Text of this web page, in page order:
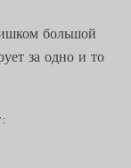
большой
за одно и то